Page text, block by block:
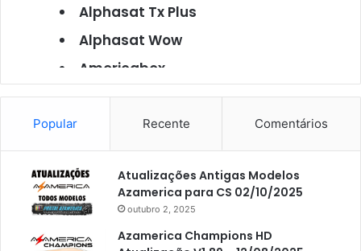
Alphasat Tx Plus
Alphasat Wow
Americabox
Americabox S101
Americabox S105
Americabox S105 Plus
Americabox S205
Americabox S205 Plus
Americabox S305 Plus
Popular Recente Comentários
Atualizações Antigas Modelos
Azamerica para CS 02/10/2025
outubro 2, 2025
Azamerica Champions HD